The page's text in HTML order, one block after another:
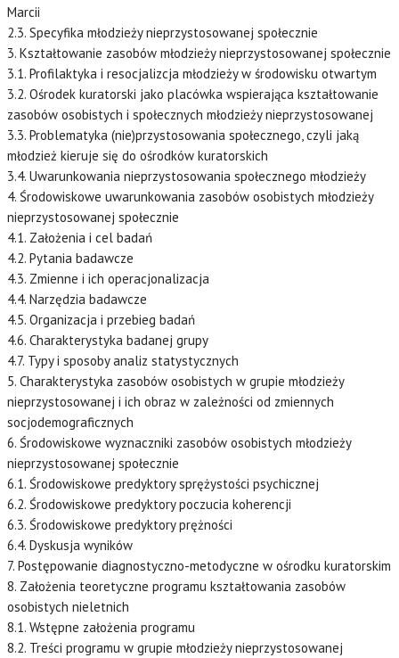
Marcii
2.3. Specyfika młodzieży nieprzystosowanej społecznie
3. Kształtowanie zasobów młodzieży nieprzystosowanej społecznie
3.1. Profilaktyka i resocjalizcja młodzieży w środowisku otwartym
3.2. Ośrodek kuratorski jako placówka wspierająca kształtowanie
zasobów osobistych i społecznych młodzieży nieprzystosowanej
3.3. Problematyka (nie)przystosowania społecznego, czyli jaką
młodzież kieruje się do ośrodków kuratorskich
3.4. Uwarunkowania nieprzystosowania społecznego młodzieży
4. Środowiskowe uwarunkowania zasobów osobistych młodzieży
nieprzystosowanej społecznie
4.1. Założenia i cel badań
4.2. Pytania badawcze
4.3. Zmienne i ich operacjonalizacja
4.4. Narzędzia badawcze
4.5. Organizacja i przebieg badań
4.6. Charakterystyka badanej grupy
4.7. Typy i sposoby analiz statystycznych
5. Charakterystyka zasobów osobistych w grupie młodzieży
nieprzystosowanej i ich obraz w zależności od zmiennych
socjodemograficznych
6. Środowiskowe wyznaczniki zasobów osobistych młodzieży
nieprzystosowanej społecznie
6.1. Środowiskowe predyktory sprężystości psychicznej
6.2. Środowiskowe predyktory poczucia koherencji
6.3. Środowiskowe predyktory prężności
6.4. Dyskusja wyników
7. Postępowanie diagnostyczno-metodyczne w ośrodku kuratorskim
8. Założenia teoretyczne programu kształtowania zasobów
osobistych nieletnich
8.1. Wstępne założenia programu
8.2. Treści programu w grupie młodzieży nieprzystosowanej